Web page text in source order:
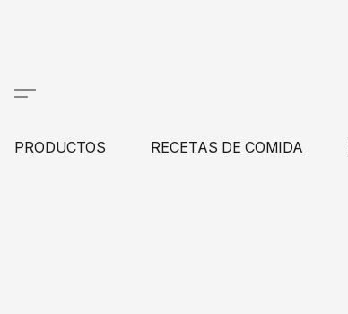
PRODUCTOS RECETAS DE COMIDA